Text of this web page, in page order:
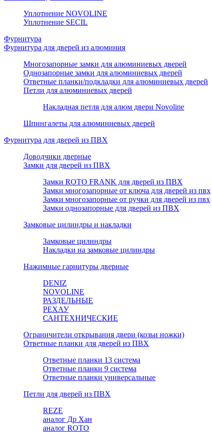
Уплотнение NOVOLINE
Уплотнение SECIL
Фурнитура
Фурнитура для дверей из алюминия
Многозапорные замки для алюминиевых дверей
Однозапорные замки для алюминиевых дверей
Ответные планки/подкладки для алюминиевых дверей
Петли для алюминиевых дверей
Накладная петля для алюм двери Novoline
Шпингалеты для алюминиевых дверей
Фурнитура для дверей из ПВХ
Доводчики дверные
Замки для дверей из ПВХ
Замки ROTO FRANK для дверей из ПВХ
Замки многозапорные от ключа для дверей из пвх
Замки многозапорные от ручки для дверей из пвх
Замки однозапорные для дверей из ПВХ
Замковые цилиндры и накладки
Замковые цилиндры
Накладки на замковые цилиндры
Нажимные гарнитуры дверные
DENIZ
NOVOLINE
РАЗДЕЛЬНЫЕ
РЕХАУ
САНТЕХНИЧЕСКИЕ
Ограничители открывания двери (козьи ножки)
Ответные планки для дверей из ПВХ
Ответные планки 13 система
Ответные планки 9 система
Ответные планки универсальные
Петли для дверей из ПВХ
REZE
аналог Др Хан
аналог ROTO